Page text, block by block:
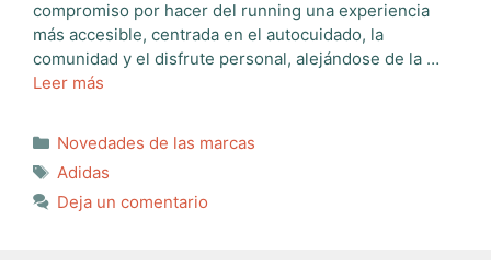
compromiso por hacer del running una experiencia
más accesible, centrada en el autocuidado, la
comunidad y el disfrute personal, alejándose de la …
Leer más
Categorías
Novedades de las marcas
Etiquetas
Adidas
Deja un comentario